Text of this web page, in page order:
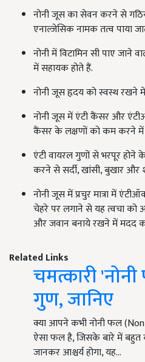
नोनी जूस का सेवन करने से
एनाल्जेसिक नामक तत्व पाया
नोनी में विटामिन सी पाए जाने
में सहायक होते हैं.
नोनी जूस हृदय को स्वस्थ रखने
नोनी जूस में एंटी कैंसर और
कैंसर के लक्षणों को कम करने में
एंटी वायरल गुणों से भरपूर
करने से सर्दी, खांसी, बुखार और
नोनी जूस में प्रचुर मात्रा में
चेहरे पर लगाने से यह त्वचा को
और जवान बनाये रखने में मदद
Related Links
चमत्कारी
गुण, जानिए
क्या आपने कभी नोनी फल
ऐसा फल है, जिसके बारे में
जानकर आश्चर्य होगा, यह…